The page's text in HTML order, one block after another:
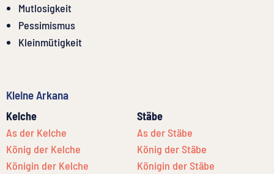
Mutlosigkeit
Pessimismus
Kleinmütigkeit
Kleine Arkana
Kelche
As der Kelche
König der Kelche
Königin der Kelche
Stäbe
As der Stäbe
König der Stäbe
Königin der Stäbe